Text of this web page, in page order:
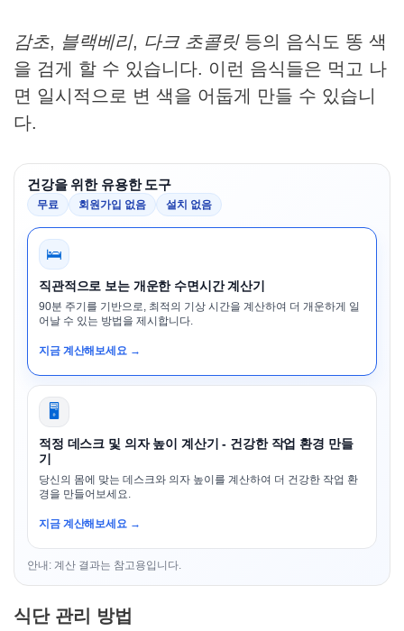
감초, 블랙베리, 다크 초콜릿등의 음식도 똥 색
을 검게 할 수 있습니다. 이런 음식들은 먹고 나
면 일시적으로 변 색을 어둡게 만들 수 있습니
다.
건강을 위한 유용한 도구
무료 회원가입 없음 설치 없음
🛌
직관적으로 보는 개운한 수면시간 계산기
90분 주기를 기반으로, 최적의 기상 시간을 계산하여 더 개운하게 일
어날 수 있는 방법을 제시합니다.
지금 계산해보세요 →
🖥️
적정 데스크 및 의자 높이 계산기 - 건강한 작업 환경 만들
기
당신의 몸에 맞는 데스크와 의자 높이를 계산하여 더 건강한 작업 환
경을 만들어보세요.
지금 계산해보세요 →
안내: 계산 결과는 참고용입니다.
식단 관리 방법